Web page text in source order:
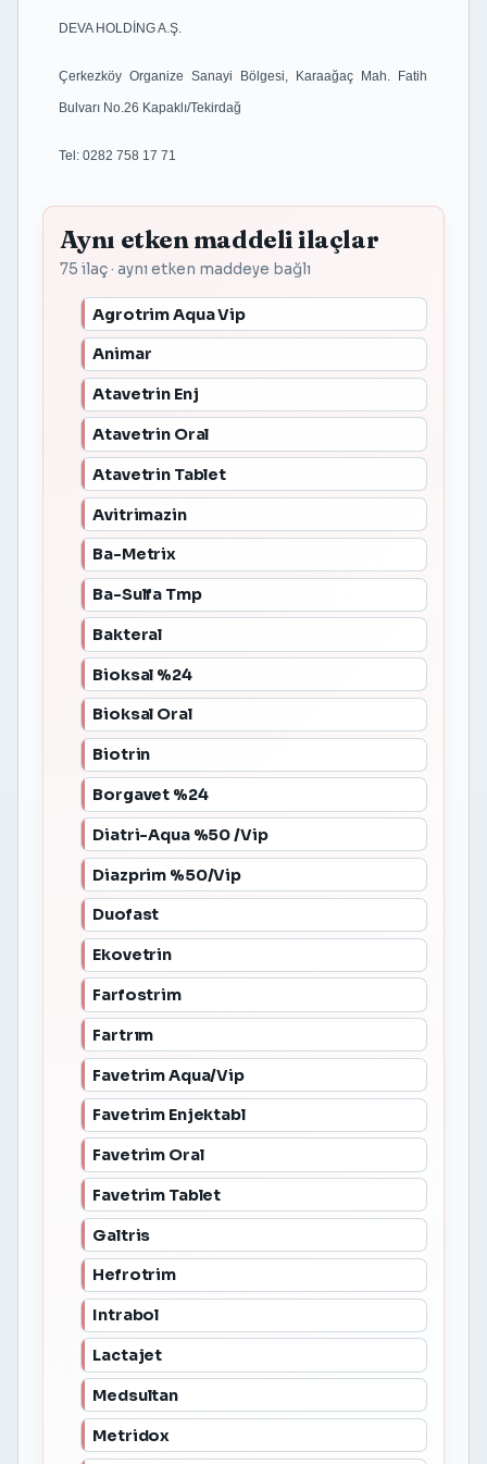
DEVA HOLDİNG A.Ş.
Çerkezköy Organize Sanayi Bölgesi, Karaağaç Mah. Fatih
Bulvarı No.26 Kapaklı/Tekirdağ
Tel: 0282 758 17 71
Aynı etken maddeli ilaçlar
75 ilaç · aynı etken maddeye bağlı
Agrotrim Aqua Vip
Animar
Atavetrin Enj
Atavetrin Oral
Atavetrin Tablet
Avitrimazin
Ba-Metrix
Ba-Sulfa Tmp
Bakteral
Bioksal %24
Bioksal Oral
Biotrin
Borgavet %24
Diatri-Aqua %50 /Vip
Diazprim %50/Vip
Duofast
Ekovetrin
Farfostrim
Fartrım
Favetrim Aqua/Vip
Favetrim Enjektabl
Favetrim Oral
Favetrim Tablet
Galtris
Hefrotrim
Intrabol
Lactajet
Medsultan
Metridox